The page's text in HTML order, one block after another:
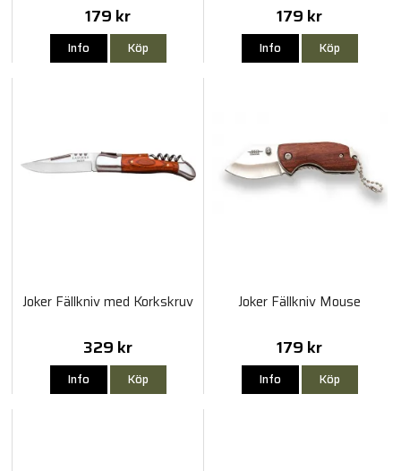
179 kr
Info Köp
179 kr
Info Köp
Joker Fällkniv med Korkskruv
329 kr
Info Köp
Joker Fällkniv Mouse
179 kr
Info Köp